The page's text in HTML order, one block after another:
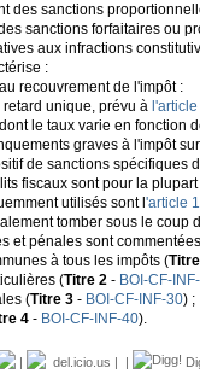
des sanctions
sanctions forfaitaires ou
aux infractions
:
recouvrement de l'impôt :
unique, prévu à
le taux varie en fonction
graves à l'impôt
de sanctions
fiscaux sont pour la
utilisés sont l 'article
tomber sous le
et pénales sont
à tous les impôts (
(Titre 2 - BOI-CF-
(Titre 3 - BOI-CF-INF-30) ;
4 - BOI-CF-INF-40).
| del.icio.us | |